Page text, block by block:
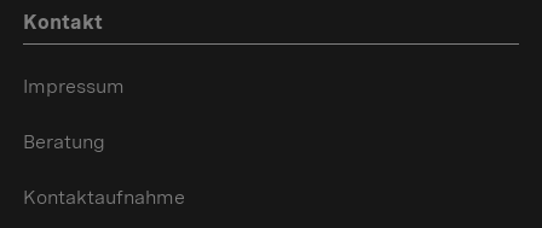
Kontakt
Impressum
Beratung
Kontaktaufnahme